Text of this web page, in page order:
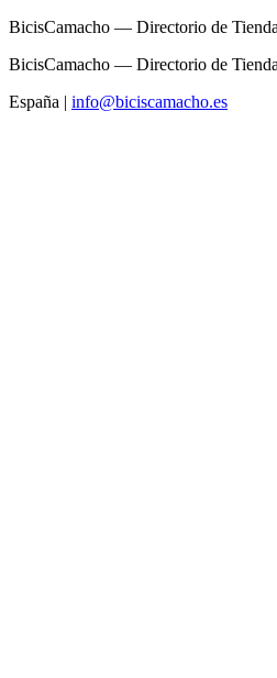
BicisCamacho — Directorio de
BicisCamacho — Directorio de
España | info@biciscamacho.es